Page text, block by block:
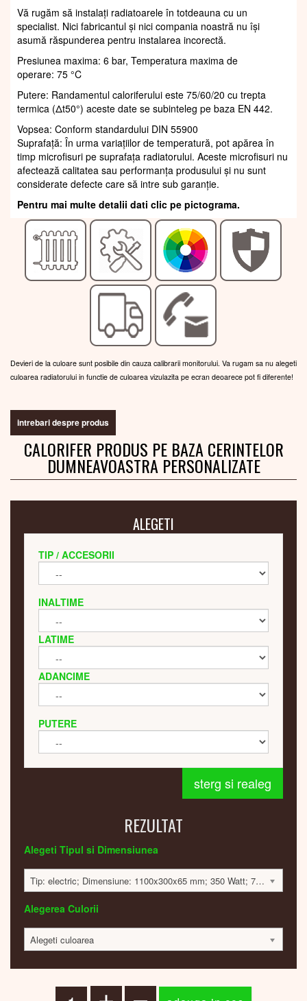
Vă rugăm să instalați radiatoarele în totdeauna cu un
specialist. Nici fabricantul și nici compania noastră nu își
asumă răspunderea pentru instalarea incorectă.
Presiunea maxima: 6 bar, Temperatura maxima de
operare: 75 °C
Putere: Randamentul caloriferului este 75/60/20 cu trepta
termica (Δt50°) aceste date se subinteleg pe baza EN 442.
Vopsea: Conform standardului DIN 55900
Suprafaţă: În urma variațiilor de temperatură, pot apărea în
timp microfisuri pe suprafața radiatorului. Aceste microfisuri nu
afectează calitatea sau performanța produsului și nu sunt
considerate defecte care să intre sub garanție.
Pentru mai multe detalii dati clic pe pictograma.
Devieri de la culoare sunt posibile din cauza calibrarii monitorului. Va rugam sa nu alegeti
culoarea radiatorului in functie de culoarea vizulazita pe ecran deoarece pot fi diferente!
intrebari despre produs
CALORIFER PRODUS PE BAZA CERINTELOR
DUMNEAVOASTRA PERSONALIZATE
ALEGETI
TIP / ACCESORII
INALTIME
LATIME
ADANCIME
PUTERE
sterg si realeg
REZULTAT
Alegeti Tipul si Dimensiunea
Tip: electric; Dimensiune: 1100x300x65 mm; 350 Watt; 7696 lei
Alegerea Culorii
Alegeti culoarea